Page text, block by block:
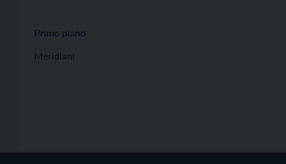
Primo piano
Meridiani